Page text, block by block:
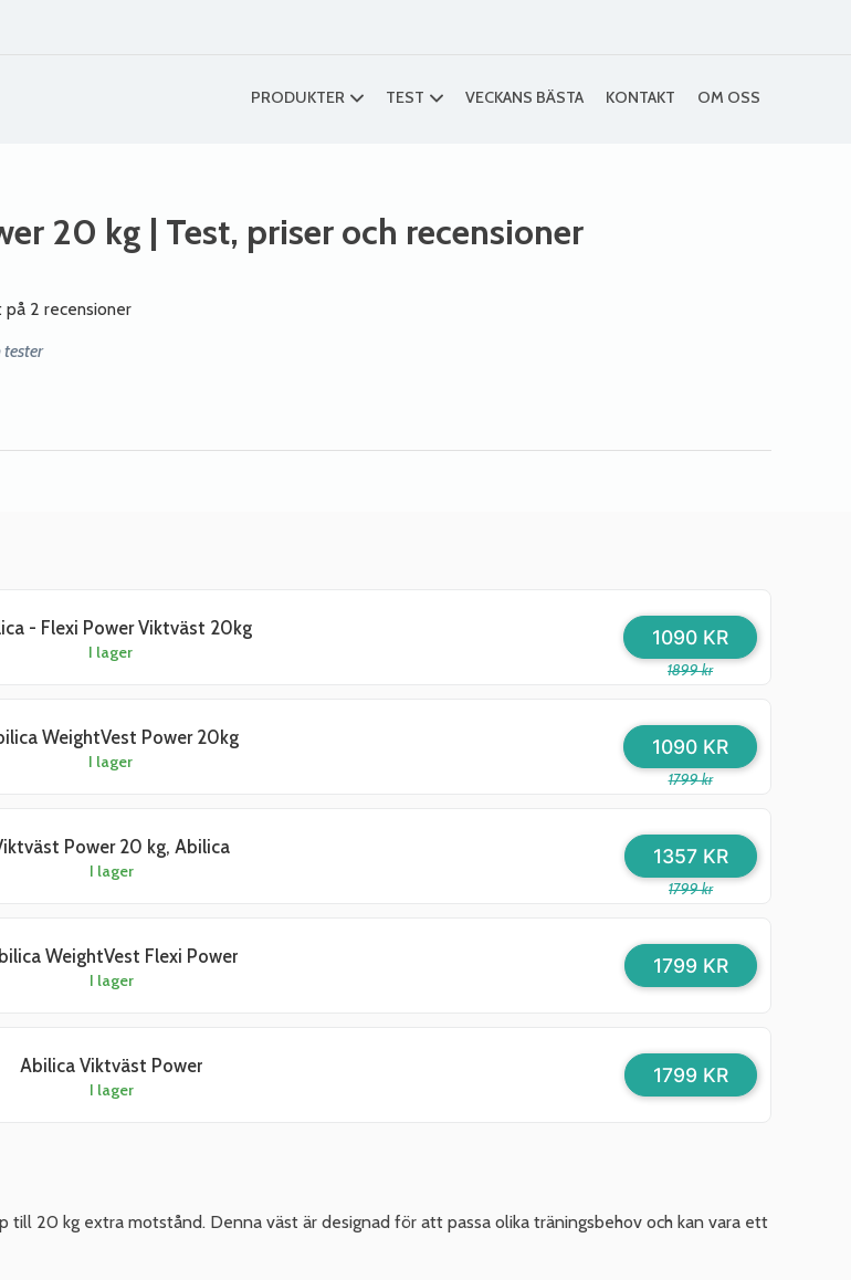
PRODUKTER TEST VECKANS BÄSTA KONTAKT OM OSS
20 kg | Test, priser och recensioner
på 2 recensioner
tester
- Flexi Power Viktväst 20kg
I lager
1899 kr
1090 KR
WeightVest Power 20kg
I lager
1799 kr
1090 KR
Power 20 kg, Abilica
I lager
1799 kr
1357 KR
WeightVest Flexi Power
I lager
1799 KR
Abilica Viktväst Power
I lager
1799 KR
20 kg extra motstånd. Denna väst är designad för att passa olika träningsbehov och kan vara ett